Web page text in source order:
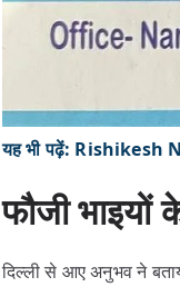
यह भी पढ़ें: Rishikesh
फौजी भाइयों
दिल्ली से आए अनुभव ने